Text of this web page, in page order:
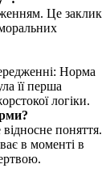
Це заклик
Норма
її перша
логіки.
поняття.
в моменті в